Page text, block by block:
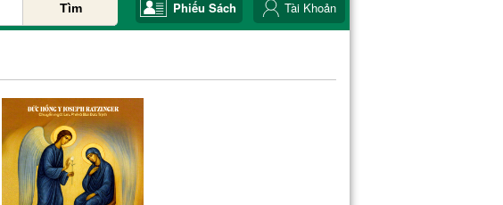
Tìm Phiếu Sách Tài Khoản